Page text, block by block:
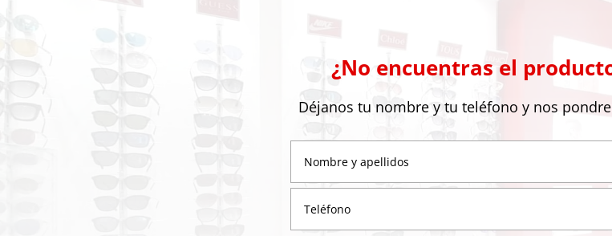
¿No encuentras el
Déjanos tu nombre y tu teléfono y nos